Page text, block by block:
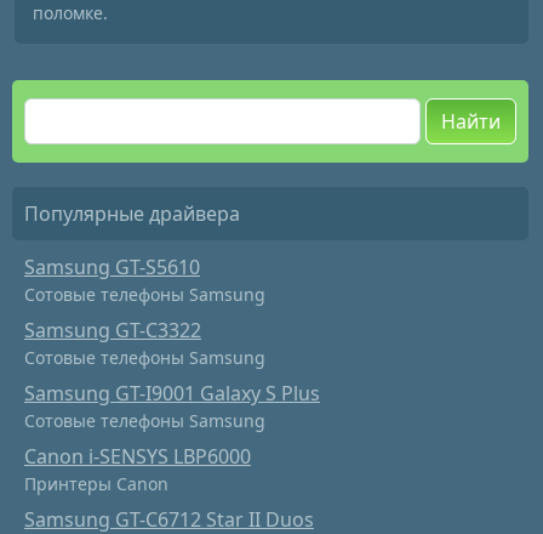
поломке.
Найти
Популярные драйвера
Samsung GT-S5610
Сотовые телефоны Samsung
Samsung GT-C3322
Сотовые телефоны Samsung
Samsung GT-I9001 Galaxy S Plus
Сотовые телефоны Samsung
Canon i-SENSYS LBP6000
Принтеры Canon
Samsung GT-C6712 Star II Duos